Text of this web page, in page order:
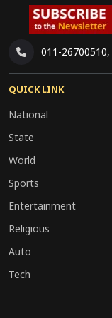
011-26700510,
QUICK LINK
National
State
World
Sports
Entertainment
Religious
Auto
Tech